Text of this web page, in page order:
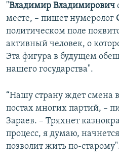
"Владимир Владимирович
месте, – пишет нумеролог
политическом поле
активный человек, о
Эта фигура в будущем
нашего государства".
“Нашу страну ждет смена
постах многих партий, –
Зараев. – Тряхнет
процесс, я думаю,
позволит жить по-